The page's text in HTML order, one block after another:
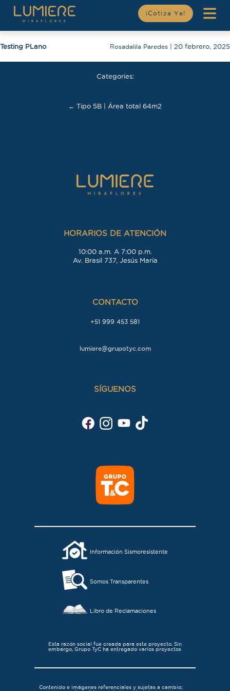
¡Cotiza Ya!
Testing PLano Rosadalila Paredes 20 febrero, 2025
Categories:
← Tipo 5B | Área total 64m2
HORARIOS DE ATENCIÓN
10:00 a.m. A 7:00 p.m.
Av. Brasil 737, Jesús María
CONTACTO
+51 999 453 581
lumiere@grupotyc.com
SÍGUENOS
Información Sismoresistente
Somos Transparentes
Libro de Reclamaciones
Esta razón social fue creada para este proyecto. Sin
embargo, Grupo TyC ha entregado varios proyectos
Contenido e imágenes referenciales y sujetas a cambio;